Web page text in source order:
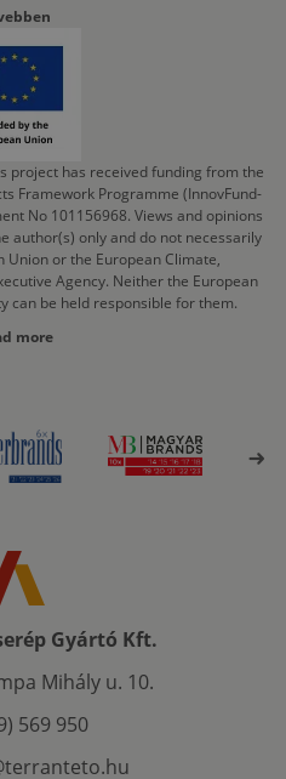
project has received funding from the
Framework Programme (InnovFund-
No 101156968. Views and opinions
author(s) only and do not necessarily
or the European Climate,
Agency. Neither the European
can be held responsible for them.
more
Gyártó Kft.
Mihály u. 10.
569 950